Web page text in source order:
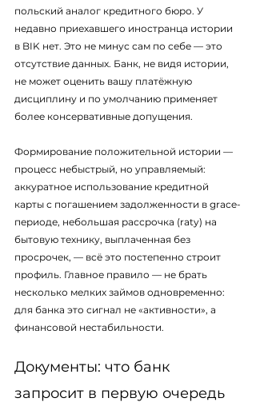
польский аналог кредитного бюро. У
недавно приехавшего иностранца истории
в BIK нет. Это не минус сам по себе — это
отсутствие данных. Банк, не видя истории,
не может оценить вашу платёжную
дисциплину и по умолчанию применяет
более консервативные допущения.
Формирование положительной истории —
процесс небыстрый, но управляемый:
аккуратное использование кредитной
карты с погашением задолженности в grace-
периоде, небольшая рассрочка (raty) на
бытовую технику, выплаченная без
просрочек, — всё это постепенно строит
профиль. Главное правило — не брать
несколько мелких займов одновременно:
для банка это сигнал не «активности», а
финансовой нестабильности.
Документы: что банк
запросит в первую очередь